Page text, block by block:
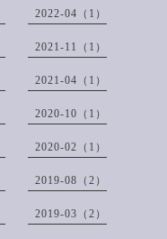
2022-04（1）
2021-11（1）
2021-04（1）
2020-10（1）
2020-02（1）
2019-08（2）
2019-03（2）